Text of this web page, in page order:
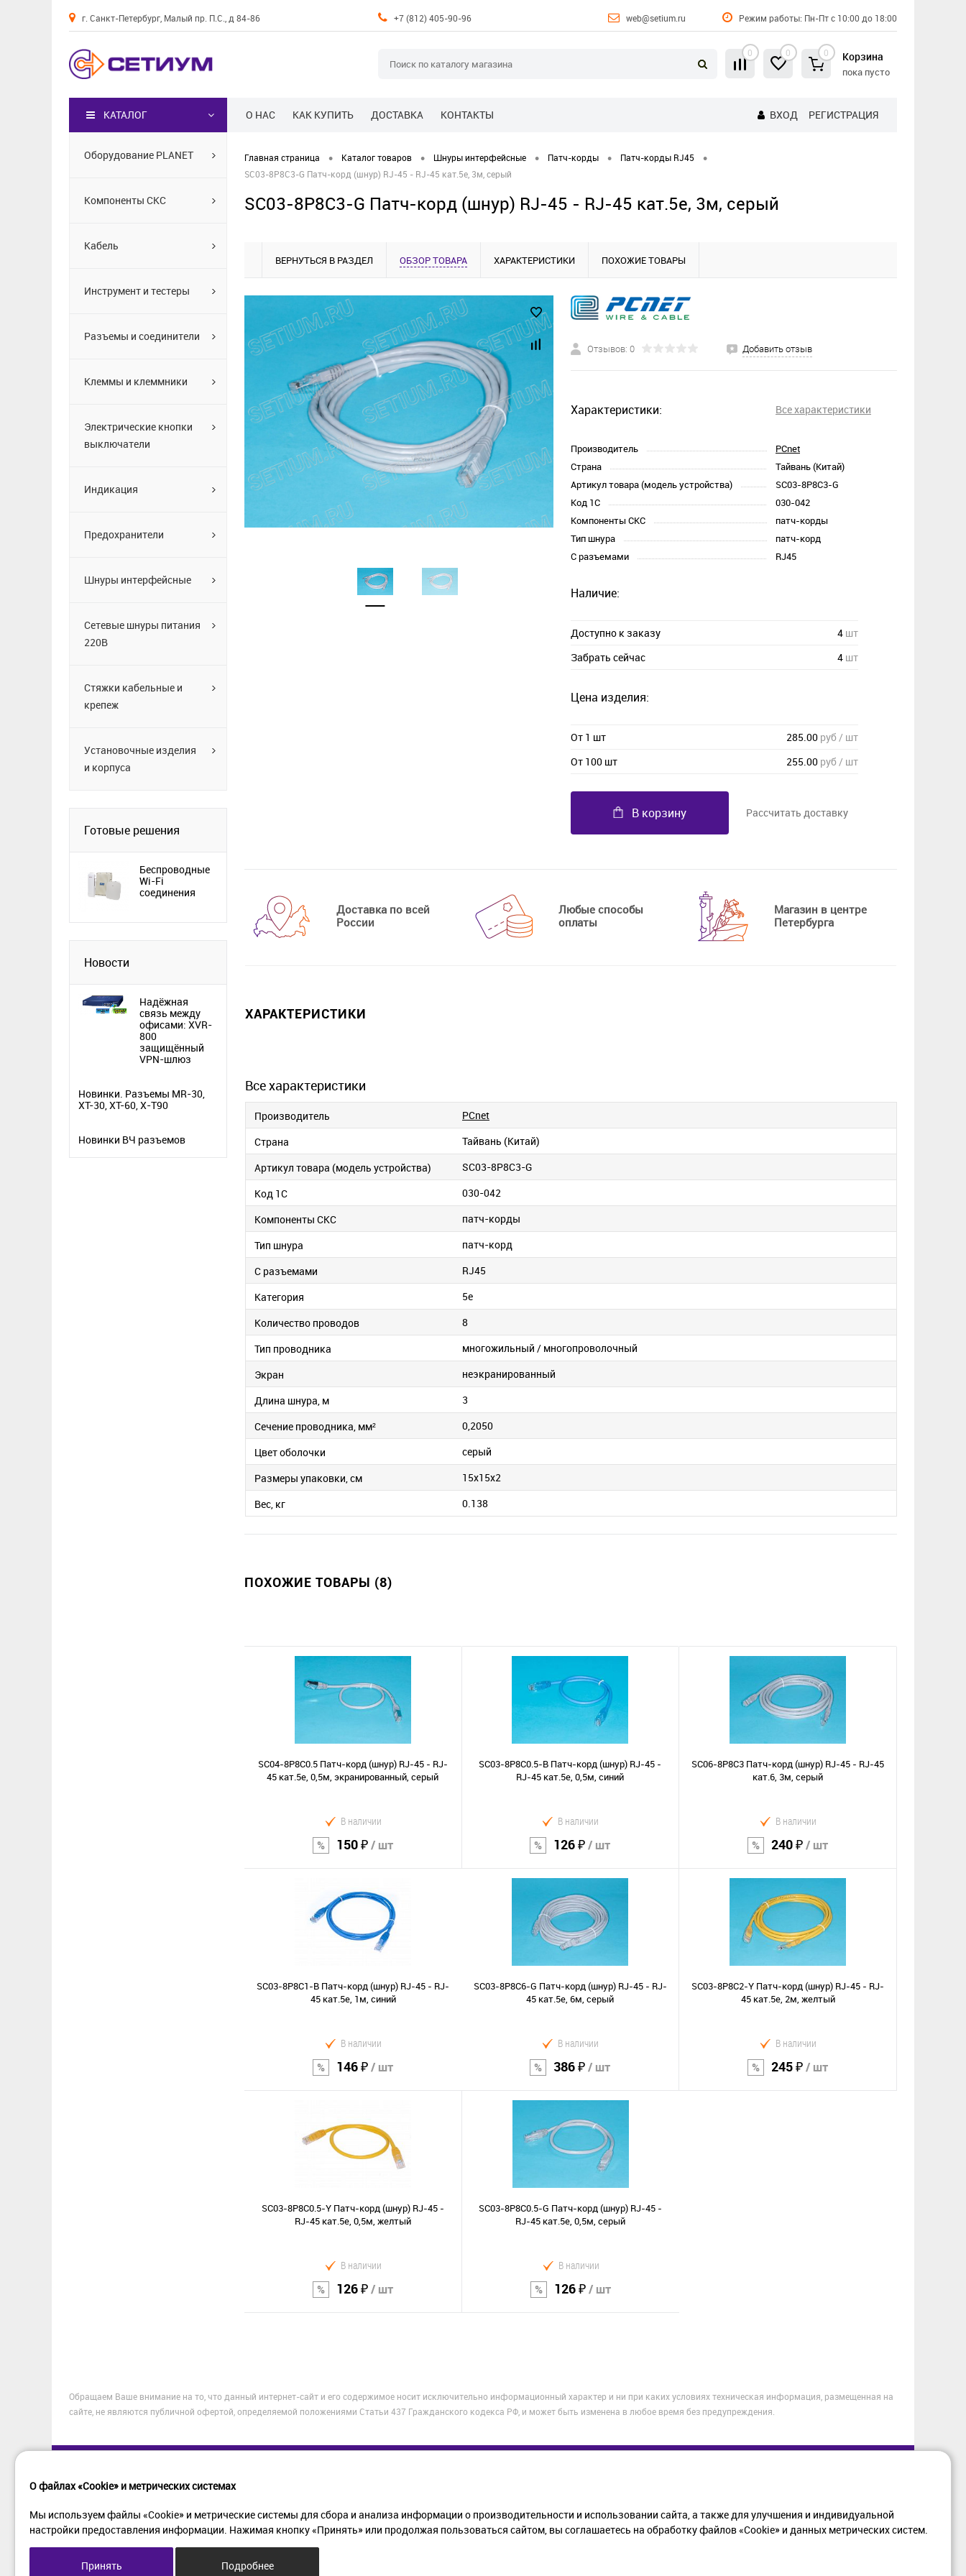
г. Санкт-Петербург, Малый пр. П.С., д 84-86 +7 (812) 405-90-96 web@setium.ru Режим работы: Пн-Пт с 10:00 до 18:00
0 0 0 Корзина
пока пусто
О НАС КАК КУПИТЬ ДОСТАВКА КОНТАКТЫ ВХОД РЕГИСТРАЦИЯ
КАТАЛОГ
Оборудование PLANET
Компоненты СКС
Кабель
Инструмент и тестеры
Разъемы и соединители
Клеммы и клеммники
Электрические кнопки
выключатели
Индикация
Предохранители
Шнуры интерфейсные
Сетевые шнуры питания
220В
Стяжки кабельные и
крепеж
Установочные изделия
и корпуса
Готовые решения
Беспроводные
Wi-Fi
соединения
Новости
Надёжная
связь между
офисами: XVR-
800
защищённый
VPN-шлюз
Новинки. Разъемы MR-30,
XT-30, XT-60, X-T90
Новинки ВЧ разъемов
Главная страница • Каталог товаров • Шнуры интерфейсные • Патч-корды • Патч-корды RJ45 •
SC03-8P8C3-G Патч-корд (шнур) RJ-45 - RJ-45 кат.5е, 3м, серый
SC03-8P8C3-G Патч-корд (шнур) RJ-45 - RJ-45 кат.5е, 3м, серый
ВЕРНУТЬСЯ В РАЗДЕЛ ОБЗОР ТОВАРА ХАРАКТЕРИСТИКИ ПОХОЖИЕ ТОВАРЫ
Отзывов: 0 Добавить отзыв
Характеристики: Все характеристики
Производитель
PCnet
Страна
Тайвань (Китай)
Артикул товара (модель устройства)
SC03-8P8C3-G
Код 1С
030-042
Компоненты СКС
патч-корды
Тип шнура
патч-корд
С разъемами
RJ45
Наличие:
Доступно к заказу 4 шт
Забрать сейчас
4 шт
Цена изделия:
От 1 шт 285.00 руб / шт
От 100 шт
255.00 руб / шт
В корзину Рассчитать доставку
Доставка по всей
России
Любые способы
оплаты
Магазин в центре
Петербурга
ХАРАКТЕРИСТИКИ
Все характеристики
Производитель
PCnet
Страна
Тайвань (Китай)
Артикул товара (модель устройства)
SC03-8P8C3-G
Код 1С
030-042
Компоненты СКС
патч-корды
Тип шнура
патч-корд
С разъемами
RJ45
Категория
5e
Количество проводов
8
Тип проводника
многожильный / многопроволочный
Экран
неэкранированный
Длина шнура, м
3
Сечение проводника, мм²
0,2050
Цвет оболочки
серый
Размеры упаковки, см
15х15х2
Вес, кг
0.138
ПОХОЖИЕ ТОВАРЫ (8)
SC04-8P8C0.5 Патч-корд (шнур) RJ-45 - RJ-
45 кат.5е, 0,5м, экранированный, серый
В наличии
150 ₽/ шт
В корзину
SC03-8P8C0.5-B Патч-корд (шнур) RJ-45 -
RJ-45 кат.5е, 0,5м, синий
В наличии
126 ₽/ шт
В корзину
SC06-8P8C3 Патч-корд (шнур) RJ-45 - RJ-45
кат.6, 3м, серый
В наличии
240 ₽/ шт
В корзину
Сравнение
SC03-8P8C1-B Патч-корд (шнур) RJ-45 - RJ-
45 кат.5е, 1м, синий
В наличии
146 ₽/ шт
В корзину
SC03-8P8C6-G Патч-корд (шнур) RJ-45 - RJ-
45 кат.5е, 6м, серый
В наличии
386 ₽/ шт
В корзину
SC03-8P8C2-Y Патч-корд (шнур) RJ-45 - RJ-
45 кат.5е, 2м, желтый
В наличии
245 ₽/ шт
SC03-8P8C0.5-Y Патч-корд (шнур) RJ-45 -
RJ-45 кат.5е, 0,5м, желтый
В наличии
126 ₽/ шт
В избранное
SC03-8P8C0.5-G Патч-корд (шнур) RJ-45 -
RJ-45 кат.5е, 0,5м, серый
В наличии
126 ₽/ шт
В избранное
Обращаем Ваше внимание на то, что данный интернет-сайт и его содержимое носит исключительно информационный характер и ни при каких условиях техническая информация, размещенная на
сайте, не являются публичной офертой, определяемой положениями Статьи 437 Гражданского кодекса РФ, и может быть изменена в любое время без предупреждения.
О компании
Новости
Контакты
Как купить
Доставка
Статьи
Политика в отношении
web@setium.ru
197136, г. Санк-Петербург,
О файлах «Cookie» и метрических системах
Мы используем файлы «Cookie» и метрические системы для сбора и анализа информации о производительности и использовании сайта, а также для улучшения и индивидуальной
настройки предоставления информации. Нажимая кнопку «Принять» или продолжая пользоваться сайтом, вы соглашаетесь на обработку файлов «Cookie» и данных метрических систем.
Принять Подробнее